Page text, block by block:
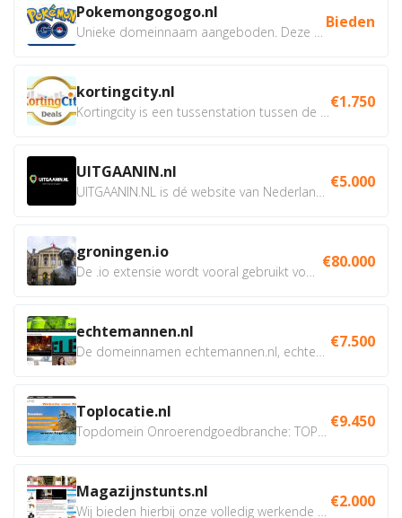
Pokemongogogo.nl Bieden
kortingcity.nl €1.750
UITGAANIN.nl €5.000
groningen.io €80.000
echtemannen.nl €7.500
Toplocatie.nl €9.450
Magazijnstunts.nl €2.000